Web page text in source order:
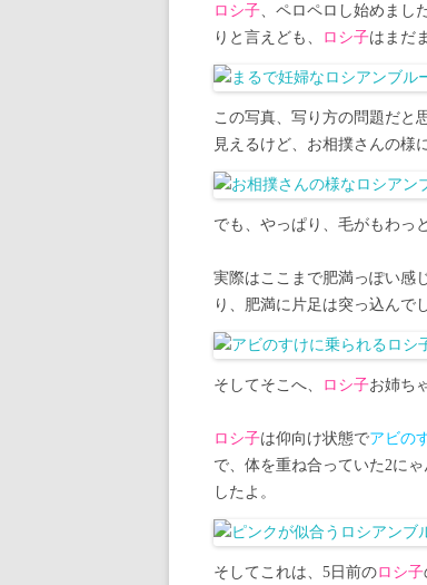
ロシ子、ペロペロし始めまし
りと言えども、
ロシ子はまだ
この写真、写り方の問題だと
見えるけど、お相撲さんの様
でも、やっぱり、毛がもわっ
実際はここまで肥満っぽい感
り、肥満に片足は突っ込んで
そしてそこへ、 ロシ子お姉ち
ロシ子は仰向け状態でアビの
で、体を重ね合っていた2にゃ
したよ。
そしてこれは、5日前のロシ子